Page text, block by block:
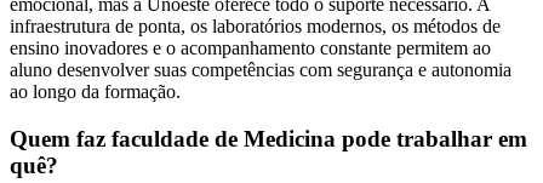
emocional, mas a Unoeste oferece todo o suporte necessário. A
infraestrutura de ponta, os laboratórios modernos, os métodos de
ensino inovadores e o acompanhamento constante permitem ao
aluno desenvolver suas competências com segurança e autonomia
ao longo da formação.
Quem faz faculdade de Medicina pode trabalhar em
quê?